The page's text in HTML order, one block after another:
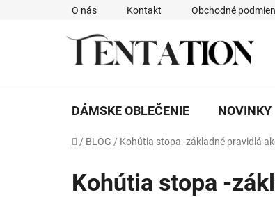
O nás Kontakt Obchodné
DÁMSKE OBLEČENIE NOVINKY
Domov
/ BLOG / Kohútia stopa -základné pravidlá
Kohútia stopa -